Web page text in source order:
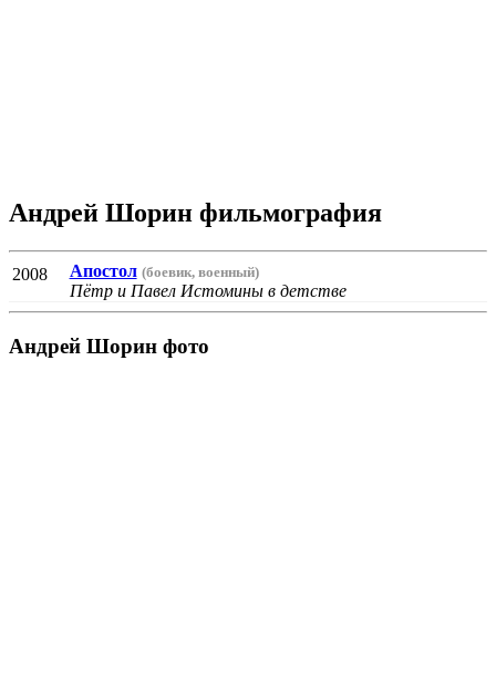
Андрей Шорин фильмография
2008 Апостол (боевик, военный)
Пётр и Павел Истомины в детстве
Андрей Шорин фото